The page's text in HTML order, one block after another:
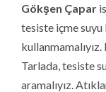
Gökşen Çapar
tesiste içme
Tarlada, tesiste
aramalıyız.